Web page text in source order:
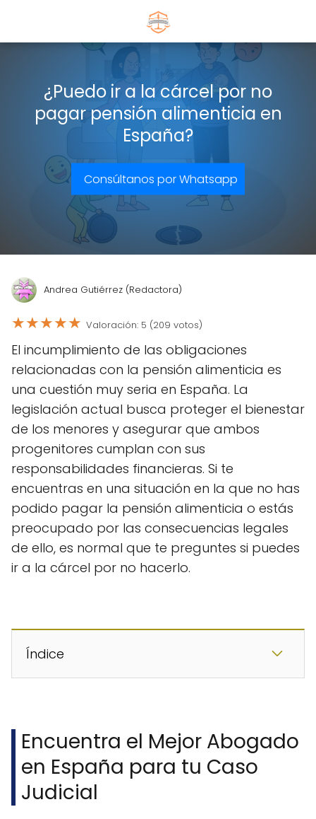
¿Puedo ir a la cárcel por no
pagar pensión alimenticia en
España?
Consúltanos por Whatsapp
Andrea Gutiérrez (Redactora)
★★★★★ Valoración: 5 (209 votos)
El incumplimiento de las obligaciones
relacionadas con la pensión alimenticia es
una cuestión muy seria en España. La
legislación actual busca proteger el bienestar
de los menores y asegurar que ambos
progenitores cumplan con sus
responsabilidades financieras. Si te
encuentras en una situación en la que no has
podido pagar la pensión alimenticia o estás
preocupado por las consecuencias legales
de ello, es normal que te preguntes si puedes
ir a la cárcel por no hacerlo.
Índice
Encuentra el Mejor Abogado
en España para tu Caso
Judicial